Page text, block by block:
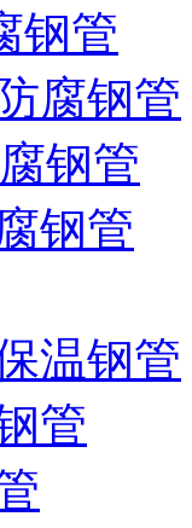
钢管
腐钢管
钢管
钢管
温钢管
管